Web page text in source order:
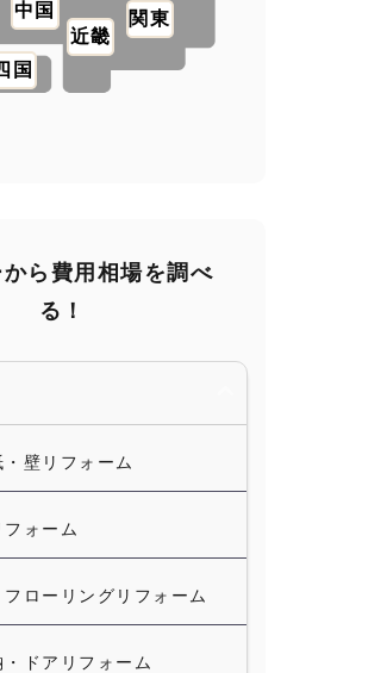
関東
近畿
中国
国
ら費用相場を調べ
る！
・壁リフォーム
フォーム
フローリングリフォーム
・ドアリフォーム